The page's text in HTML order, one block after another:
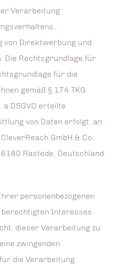
Verarbeitung:
von Direktwerbung und
Die Rechtsgrundlage für
für die
gemäß § 174 TKG
DSGVO erteilte
von Daten erfolgt: an
GmbH & Co.
Rastede, Deutschland.
personenbezogenen
berechtigten Interesses
dieser Verarbeitung zu
zwingenden
die Verarbeitung